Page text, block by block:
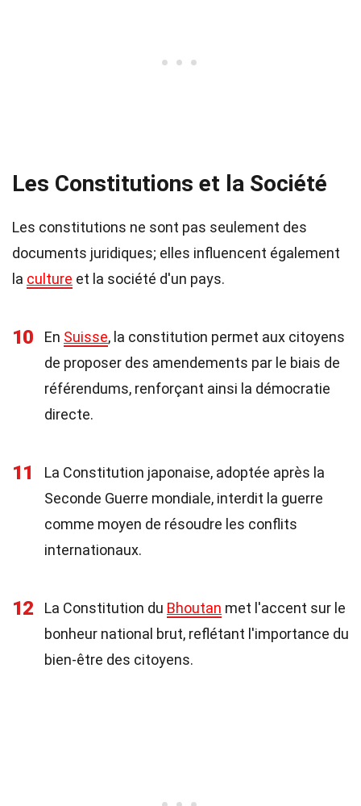
Les Constitutions et la Société
Les constitutions ne sont pas seulement des
documents juridiques; elles influencent également
la culture et la société d'un pays.
10 En Suisse, la constitution permet aux citoyens
de proposer des amendements par le biais de
référendums, renforçant ainsi la démocratie
directe.
11
La Constitution japonaise, adoptée après la
Seconde Guerre mondiale, interdit la guerre
comme moyen de résoudre les conflits
internationaux.
12 La Constitution du Bhoutan met l'accent sur le
bonheur national brut, reflétant l'importance du
bien-être des citoyens.